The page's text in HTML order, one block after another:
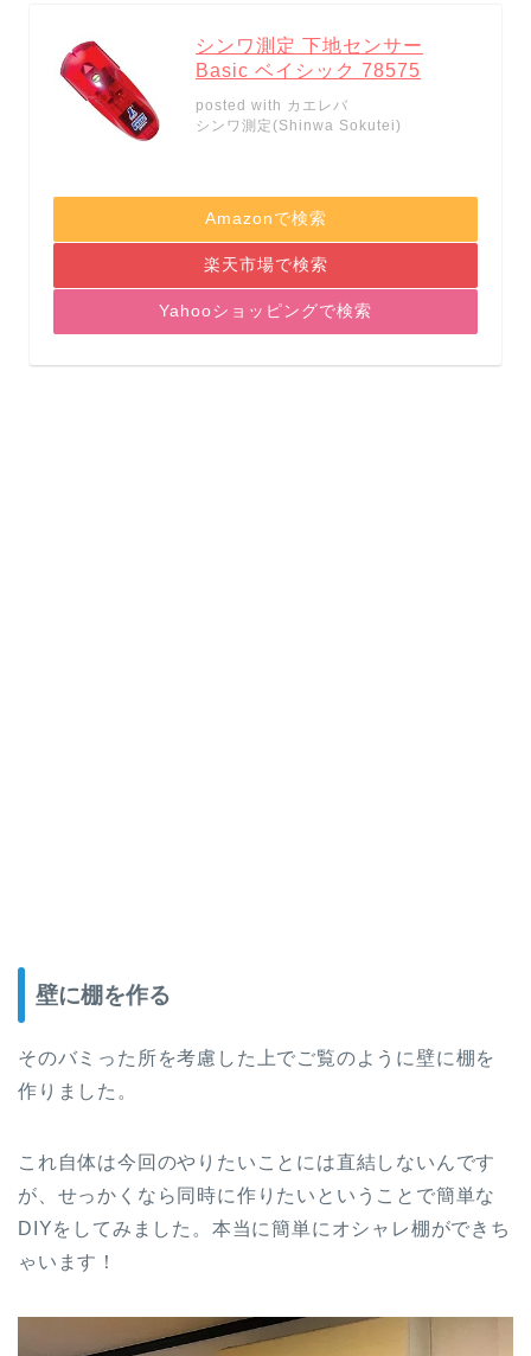
シンワ測定 下地センサー
Basic ベイシック 78575
posted with カエレバ
シンワ測定(Shinwa Sokutei)
Amazonで検索
楽天市場で検索
Yahooショッピングで検索
壁に棚を作る
そのバミった所を考慮した上でご覧のように壁に棚を
作りました。
これ自体は今回のやりたいことには直結しないんです
が、せっかくなら同時に作りたいということで簡単な
DIYをしてみました。本当に簡単にオシャレ棚ができち
ゃいます！